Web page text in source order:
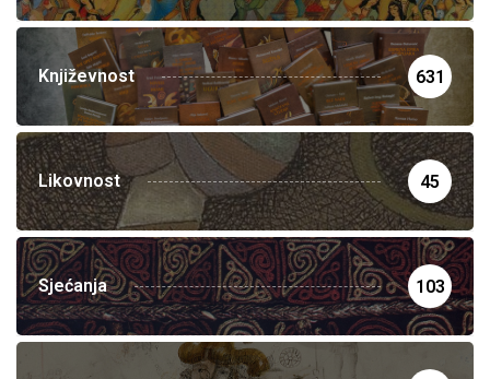
Književnost 631
Likovnost 45
Sjećanja 103